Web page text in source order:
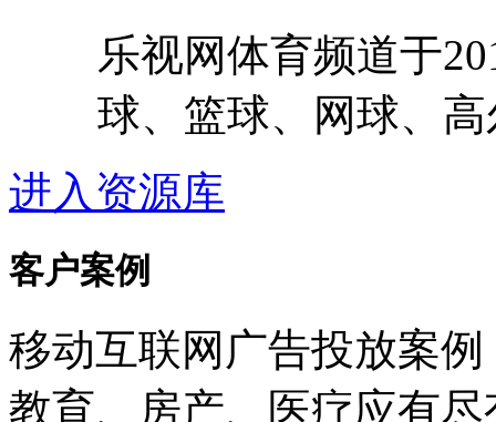
乐视网体育频道于
球、篮球、网球、
进入资源库
客户案例
移动互联网广告投放案
教育、房产、医疗应有尽